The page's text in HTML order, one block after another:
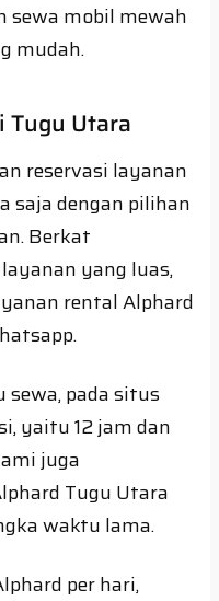
sewa mobil mewah
mudah.
Tugu Utara
reservasi layanan
saja dengan pilihan
Berkat
yang luas,
rental Alphard
pada situs
yaitu 12 jam dan
juga
Tugu Utara
waktu lama.
per hari,